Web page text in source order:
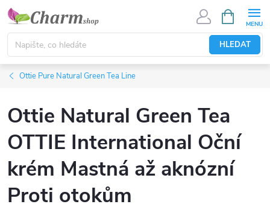
Přejít
obsah
HLEDAT
NÁKUPNÍ
KOŠÍK
Ottie Pure Natural Green Tea Line
Ottie Natural Green Tea
OTTIE International Oční
krém Mastná až aknózní
Proti otokům